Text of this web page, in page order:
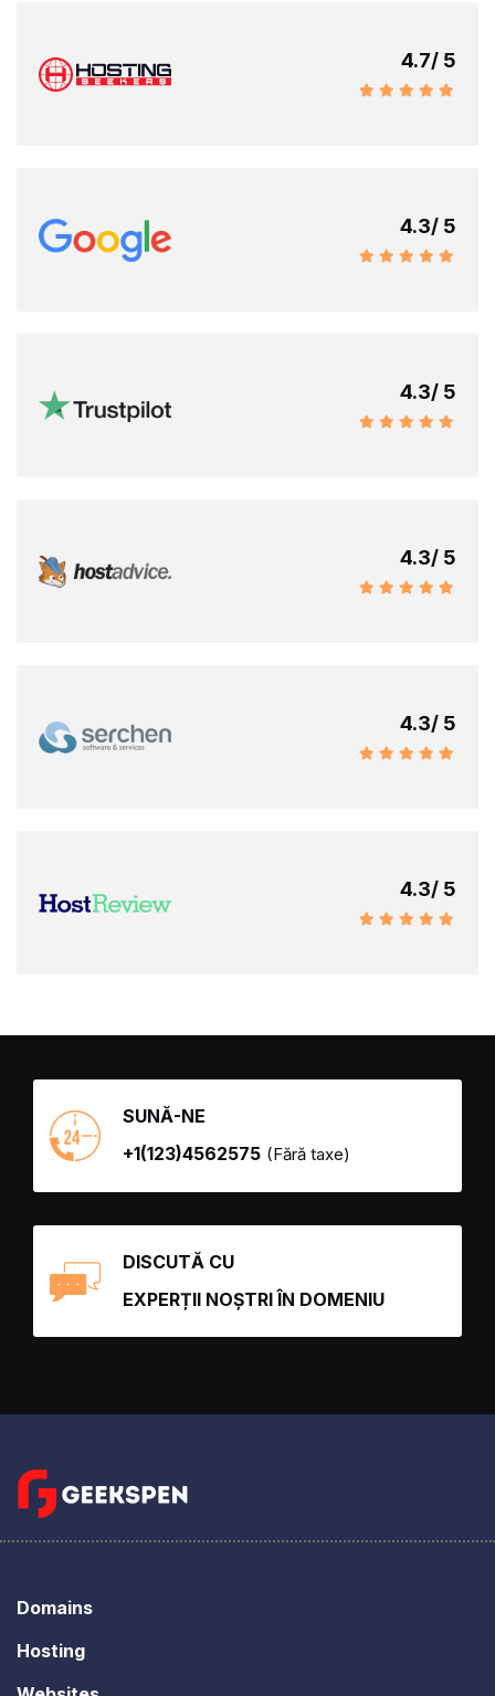
4.7/ 5
4.3/ 5
4.3/ 5
4.3/ 5
4.3/ 5
4.3/ 5
SUNĂ-NE
+1(123)4562575 (Fără taxe)
DISCUTĂ CU
EXPERȚII NOȘTRI ÎN DOMENIU
Domains
Hosting